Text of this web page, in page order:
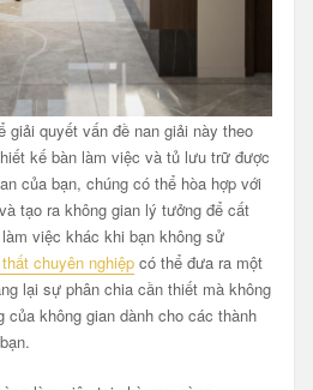
giải quyết vấn đề nan giải này theo
kế bàn làm việc và tủ lưu trữ được
của bạn, chúng có thể hòa hợp với
tạo ra không gian lý tưởng để cất
việc khác khi bạn không sử
chuyên nghiệpcó thể đưa ra một
lại sự phân chia cần thiết mà không
của không gian dành cho các thành